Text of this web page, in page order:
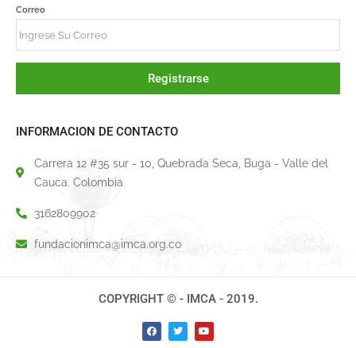
Correo
Registrarse
INFORMACION DE CONTACTO
Carrera 12 #35 sur - 10, Quebrada Seca, Buga - Valle del
Cauca. Colombia
3162809902
fundacionimca@imca.org.co
COPYRIGHT © - IMCA - 2019.